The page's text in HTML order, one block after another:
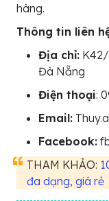
hàng.
Thông tin liên
Địa chỉ:
Đà Nẵng
Điện thoại:
Email:
Facebook:
THAM KHẢO:
đa dạng, giá rẻ